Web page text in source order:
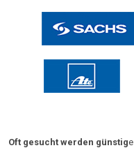
Oft gesucht werden günstige